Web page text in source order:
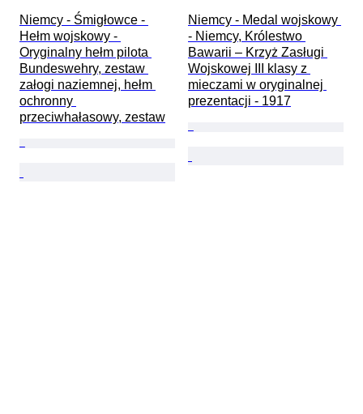
Niemcy - Śmigłowce -
Hełm wojskowy -
Oryginalny hełm pilota
Bundeswehry, zestaw
załogi naziemnej, hełm
ochronny
przeciwhałasowy, zestaw
Niemcy - Medal wojskowy
- Niemcy, Królestwo
Bawarii – Krzyż Zasługi
Wojskowej III klasy z
mieczami w oryginalnej
prezentacji - 1917